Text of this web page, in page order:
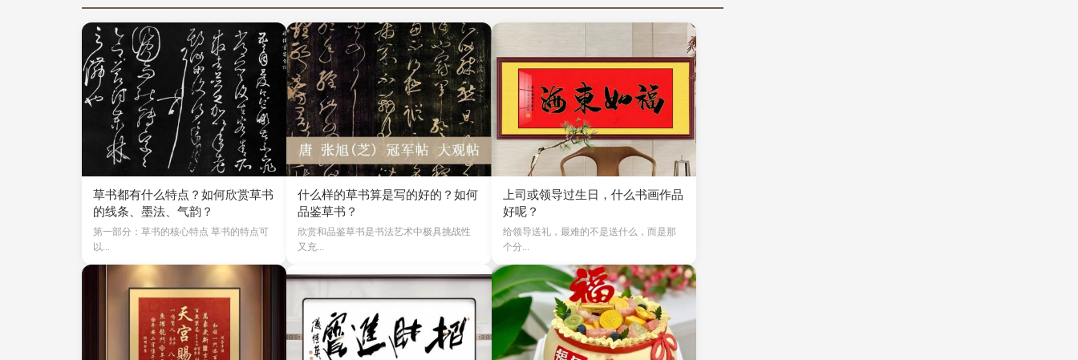
草书都有什么特点？如何欣赏草书
的线条、墨法、气韵？
第一部分：草书的核心特点 草书的特点可
以...
什么样的草书算是写的好的？如何
品鉴草书？
欣赏和品鉴草书是书法艺术中极具挑战性
又充...
上司或领导过生日，什么书画作品
好呢？
给领导送礼，最难的不是送什么，而是那
个分...